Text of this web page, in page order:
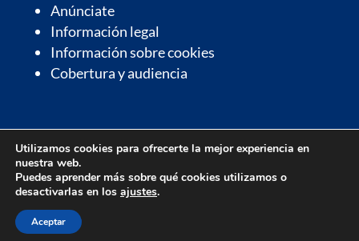
Anúnciate
Información legal
Información sobre cookies
Cobertura y audiencia
Información de interés
Contactos de interés
Farmacias de guardia
Parrilla de programación
Utilizamos cookies para ofrecerte la mejor experiencia en
nuestra web.
Puedes aprender más sobre qué cookies utilizamos o
desactivarlas en los ajustes.
Aceptar